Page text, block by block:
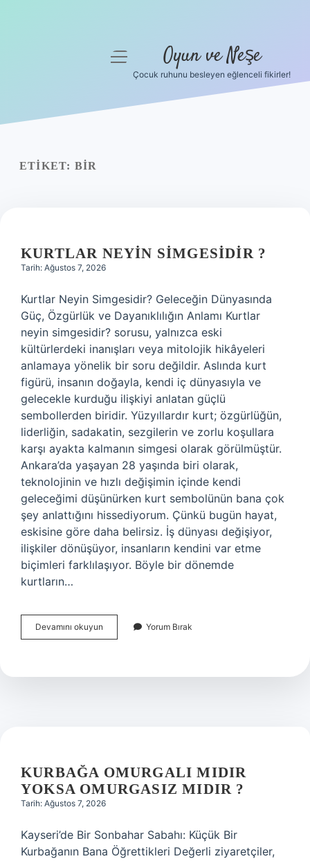
Yasal Uyarı
menüyü
Oyun ve Neşe
Çocuk ruhunu besleyen eğlenceli fikirler!
ETIKET: BIR
KURTLAR NEYIN SIMGESIDIR ?
Tarih: Ağustos 7, 2026
Kurtlar Neyin Simgesidir? Geleceğin Dünyasında
Güç, Özgürlük ve Dayanıklılığın Anlamı Kurtlar
neyin simgesidir? sorusu, yalnızca eski
kültürlerdeki inanışları veya mitolojik hikâyeleri
anlamaya yönelik bir soru değildir. Aslında kurt
figürü, insanın doğayla, kendi iç dünyasıyla ve
gelecekle kurduğu ilişkiyi anlatan güçlü
sembollerden biridir. Yüzyıllardır kurt; özgürlüğün,
liderliğin, sadakatin, sezgilerin ve zorlu koşullara
karşı ayakta kalmanın simgesi olarak görülmüştür.
Ankara’da yaşayan 28 yaşında biri olarak,
teknolojinin ve hızlı değişimin içinde kendi
geleceğimi düşünürken kurt sembolünün bana çok
şey anlattığını hissediyorum. Çünkü bugün hayat,
eskisine göre daha belirsiz. İş dünyası değişiyor,
ilişkiler dönüşüyor, insanların kendini var etme
biçimleri farklılaşıyor. Böyle bir dönemde
kurtların…
Devamını okuyun
neyin
Yorum Bırak
KURBAĞA OMURGALI MIDIR
YOKSA OMURGASIZ MIDIR ?
Tarih: Ağustos 7, 2026
Kayseri’de Bir Sonbahar Sabahı: Küçük Bir
Kurbağanın Bana Öğrettikleri Değerli ziyaretçiler,